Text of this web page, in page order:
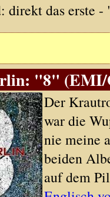
das erste -
"8" (EMI/
Der
war die
nie meine
beiden
auf dem